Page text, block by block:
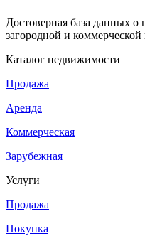
Достоверная база данных
загородной и
Каталог недвижимости
Продажа
Аренда
Коммерческая
Зарубежная
Услуги
Продажа
Покупка